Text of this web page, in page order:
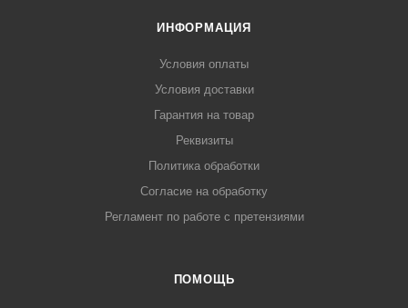
ИНФОРМАЦИЯ
Условия оплаты
Условия доставки
Гарантия на товар
Реквизиты
Политика обработки
Согласие на обработку
Регламент по работе с претензиями
ПОМОЩЬ